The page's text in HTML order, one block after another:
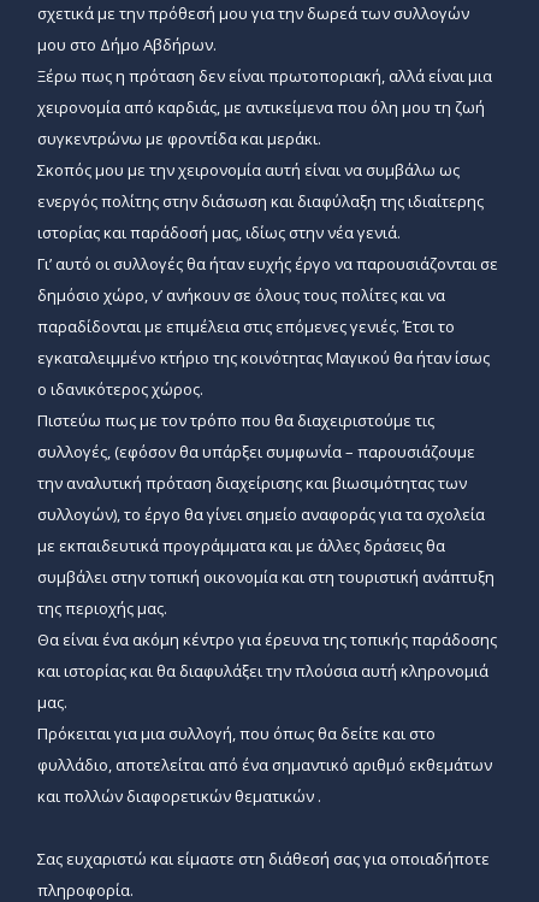
σχετικά με την πρόθεσή μου για την δωρεά των συλλογών
μου στο Δήμο Αβδήρων.
Ξέρω πως η πρόταση δεν είναι πρωτοποριακή, αλλά είναι μια
χειρονομία από καρδιάς, με αντικείμενα που όλη μου τη ζωή
συγκεντρώνω με φροντίδα και μεράκι.
Σκοπός μου με την χειρονομία αυτή είναι να συμβάλω ως
ενεργός πολίτης στην διάσωση και διαφύλαξη της ιδιαίτερης
ιστορίας και παράδοσή μας, ιδίως στην νέα γενιά.
Γι’ αυτό οι συλλογές θα ήταν ευχής έργο να παρουσιάζονται σε
δημόσιο χώρο, ν’ ανήκουν σε όλους τους πολίτες και να
παραδίδονται με επιμέλεια στις επόμενες γενιές. Έτσι το
εγκαταλειμμένο κτήριο της κοινότητας Μαγικού θα ήταν ίσως
ο ιδανικότερος χώρος.
Πιστεύω πως με τον τρόπο που θα διαχειριστούμε τις
συλλογές, (εφόσον θα υπάρξει συμφωνία – παρουσιάζουμε
την αναλυτική πρόταση διαχείρισης και βιωσιμότητας των
συλλογών), το έργο θα γίνει σημείο αναφοράς για τα σχολεία
με εκπαιδευτικά προγράμματα και με άλλες δράσεις θα
συμβάλει στην τοπική οικονομία και στη τουριστική ανάπτυξη
της περιοχής μας.
Θα είναι ένα ακόμη κέντρο για έρευνα της τοπικής παράδοσης
και ιστορίας και θα διαφυλάξει την πλούσια αυτή κληρονομιά
μας.
Πρόκειται για μια συλλογή, που όπως θα δείτε και στο
φυλλάδιο, αποτελείται από ένα σημαντικό αριθμό εκθεμάτων
και πολλών διαφορετικών θεματικών .
Σας ευχαριστώ και είμαστε στη διάθεσή σας για οποιαδήποτε
πληροφορία.